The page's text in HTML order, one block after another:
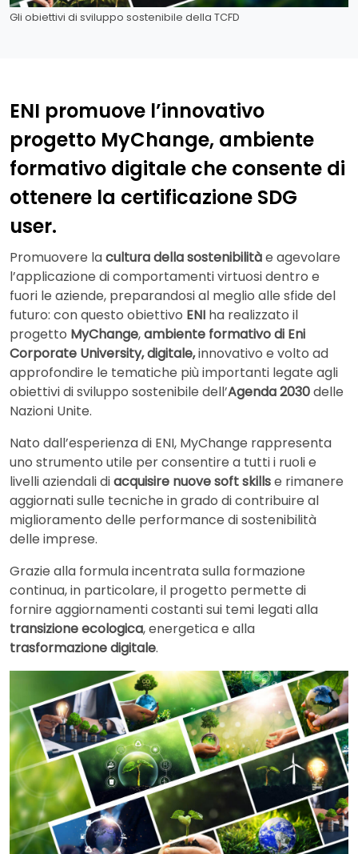
Gli obiettivi di sviluppo sostenibile della TCFD
ENI promuove l’innovativo
progetto MyChange, ambiente
formativo digitale che consente di
ottenere la certificazione SDG
user.
Promuovere lacultura della sostenibilitàe agevolare
l’applicazione di comportamenti virtuosi dentro e
fuori le aziende, preparandosi al meglio alle sfide del
futuro: con questo obiettivo ENI ha realizzato il
progetto MyChange,ambiente formativo di Eni
Corporate University, digitale,innovativo e volto ad
approfondire le tematiche più importanti legate agli
obiettivi di sviluppo sostenibile dell’Agenda 2030delle
Nazioni Unite.
Nato dall’esperienza di ENI, MyChange rappresenta
uno strumento utile per consentire a tutti i ruoli e
livelli aziendali diacquisire nuove soft skillse rimanere
aggiornati sulle tecniche in grado di contribuire al
miglioramento delle performance di sostenibilità
delle imprese.
Grazie alla formula incentrata sulla formazione
continua, in particolare, il progetto permette di
fornire aggiornamenti costanti sui temi legati alla
transizione ecologica, energetica e alla
trasformazione digitale.